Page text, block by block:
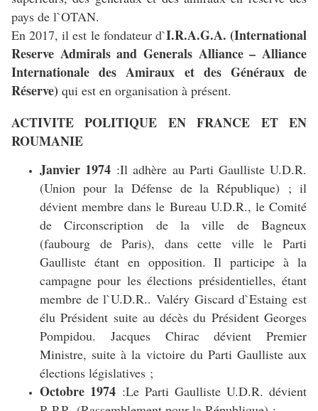
pays de l`OTAN.
En 2017, il est le fondateur d`I.R.A.G.A. (International
Reserve Admirals and Generals Alliance – Alliance
Internationale des Amiraux et des Généraux de
Réserve) qui est en organisation à présent.
ACTIVITE POLITIQUE EN FRANCE ET EN
ROUMANIE
Janvier 1974 :Il adhère au Parti Gaulliste U.D.R.
(Union pour la Défense de la République) ; il
dévient membre dans le Bureau U.D.R., le Comité
de Circonscription de la ville de Bagneux
(faubourg de Paris), dans cette ville le Parti
Gaulliste étant en opposition. Il participe à la
campagne pour les élections présidentielles, étant
membre de l`U.D.R.. Valéry Giscard d`Estaing est
élu Président suite au décès du Président Georges
Pompidou. Jacques Chirac dévient Premier
Ministre, suite à la victoire du Parti Gaulliste aux
élections législatives ;
Octobre 1974 :Le Parti Gaulliste U.D.R. dévient